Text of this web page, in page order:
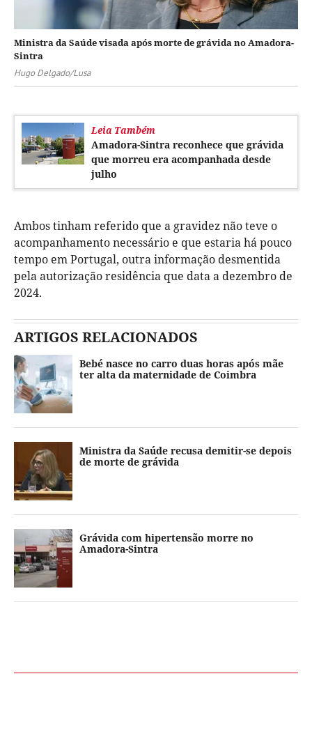
Ministra da Saúde visada após morte de grávida no Amadora-
Sintra
Hugo Delgado/Lusa
Leia Também
Amadora-Sintra reconhece que grávida
que morreu era acompanhada desde
julho
Ambos tinham referido que a gravidez não teve o
acompanhamento necessário e que estaria há pouco
tempo em Portugal, outra informação desmentida
pela autorização residência que data a dezembro de
2024.
ARTIGOS RELACIONADOS
Bebé nasce no carro duas horas após mãe
ter alta da maternidade de Coimbra
Ministra da Saúde recusa demitir-se depois
de morte de grávida
Grávida com hipertensão morre no
Amadora-Sintra